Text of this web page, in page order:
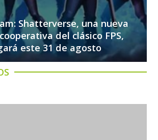
Shatterverse, una nueva
del clásico FPS,
este 31 de agosto